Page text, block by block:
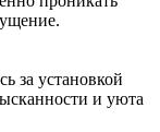
за установкой
и уюта